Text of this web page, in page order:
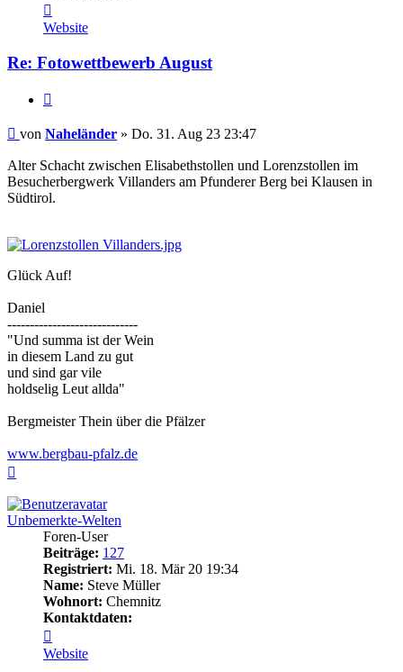
von
Naheländer
Website
Re: Fotowettbewerb August
Beitrag
von Naheländer » Do. 31. Aug 23 23:47
Alter Schacht zwischen Elisabethstollen und Lorenzstollen im
Besucherbergwerk Villanders am Pfunderer Berg bei Klausen in
Südtirol.
Glück Auf!
Daniel
-----------------------------
"Und summa ist der Wein
in diesem Land zu gut
und sind gar vile
holdselig Leut allda"
Bergmeister Thein über die Pfälzer
www.bergbau-pfalz.de
Unbemerkte-Welten
Foren-User
Beiträge: 127
Registriert: Mi. 18. Mär 20 19:34
Name: Steve Müller
Wohnort: Chemnitz
Kontaktdaten:
von
Unbemerkte-
Website